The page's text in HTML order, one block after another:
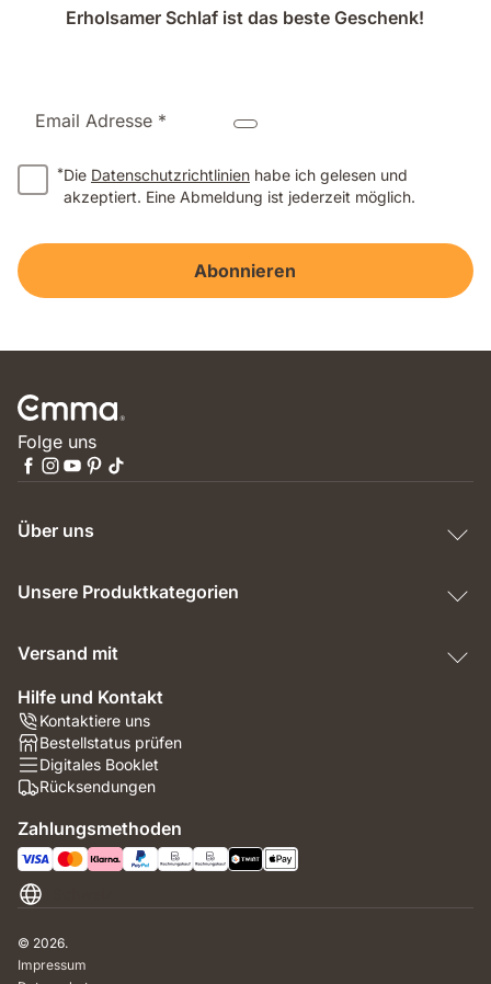
Erholsamer Schlaf ist das beste Geschenk!
Email Adresse *
*Die Datenschutzrichtlinien habe ich gelesen und
akzeptiert. Eine Abmeldung ist jederzeit möglich.
Abonnieren
Folge uns
Über uns
Unsere Produktkategorien
Versand mit
Hilfe und Kontakt
Kontaktiere uns
Bestellstatus prüfen
Digitales Booklet
Rücksendungen
Zahlungsmethoden
© 2026.
Impressum